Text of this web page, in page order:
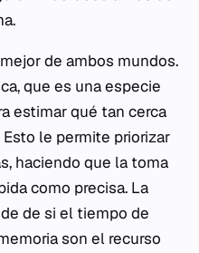
de ambos mundos.
que es una especie
estimar qué tan cerca
le permite priorizar
haciendo que la toma
como precisa. La
de si el tiempo de
son el recurso